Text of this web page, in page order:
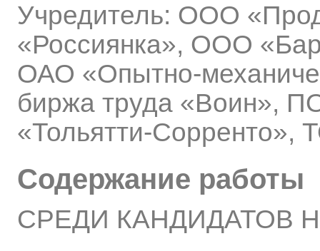
Учредитель: ООО
«Россиянка», ООО
ОАО «Опытно-
биржа труда «Воин»,
«Тольятти-Сорренто»,
Содержание работы
СРЕДИ КАНДИДАТОВ